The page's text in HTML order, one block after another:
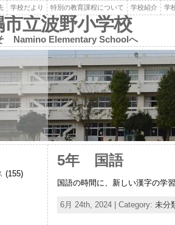
学校だより 特別の教育課程について 学校紹介 学
市立波野小学校
Namino Elementary Schoolへ
(155)
5年 国語
国語の時間に、新しい漢字の学
6月 24th, 2024 | Category: 未分